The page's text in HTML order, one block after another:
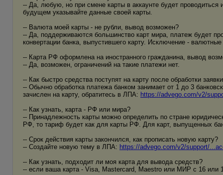
-- Да, любую, но при смене карты в аккаунте будет
будущем указывайте данные своей карты.
-- Валюта моей карты - не рубли, вывод возможен?
-- Да, поддерживаются большинство карт мира, платеж будет
конвертации банка, выпустившего карту. Исключение -
-- Карта РФ оформлена на иностранного гражданина, вывод
-- Да, возможен, ограничений на такие платежи нет.
-- Как быстро средства поступят на карту после обработки
-- Обычно обработка платежа банком занимает от 1 до 3
зачислен на карту, обратитесь в ЛПА: https://advego.com/v2/
-- Как узнать, карта - РФ или мира?
-- Принадлежность карты можно определить по стране
РФ, то тариф будет как для карты РФ. Для карт, выпущенных
-- Срок действия карты закончился, как прописать новую карту?
-- Создайте новую тему в ЛПА: https://advego.com/v2/support/
-- Как узнать, подходит ли моя карта для вывода средств?
-- если ваша карта - Visa, Mastercard, Maestro или МИР с 16 или